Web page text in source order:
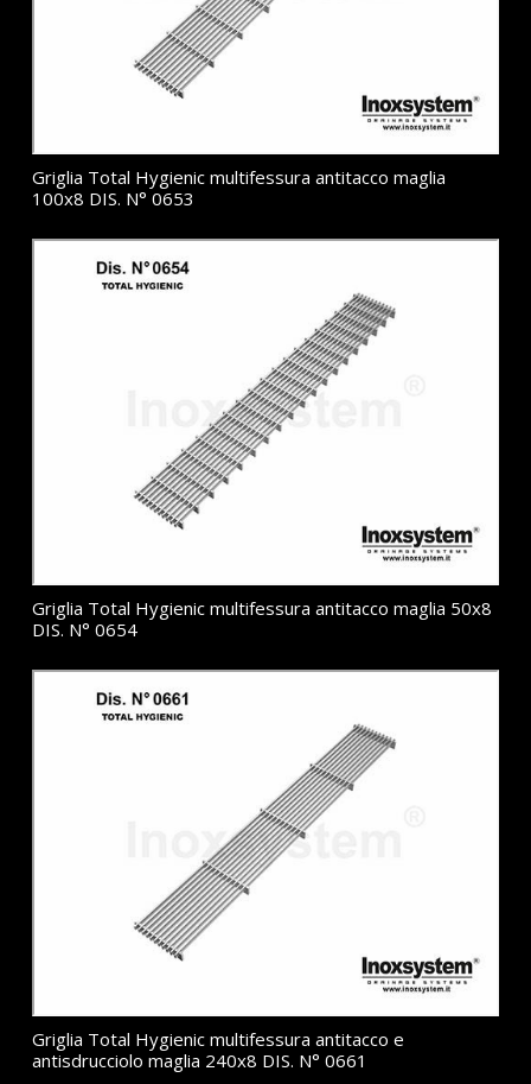
Griglia Total Hygienic multifessura antitacco maglia
100x8 DIS. N° 0653
Griglia Total Hygienic multifessura antitacco maglia 50x8
DIS. N° 0654
Griglia Total Hygienic multifessura antitacco e
antisdrucciolo maglia 240x8 DIS. N° 0661